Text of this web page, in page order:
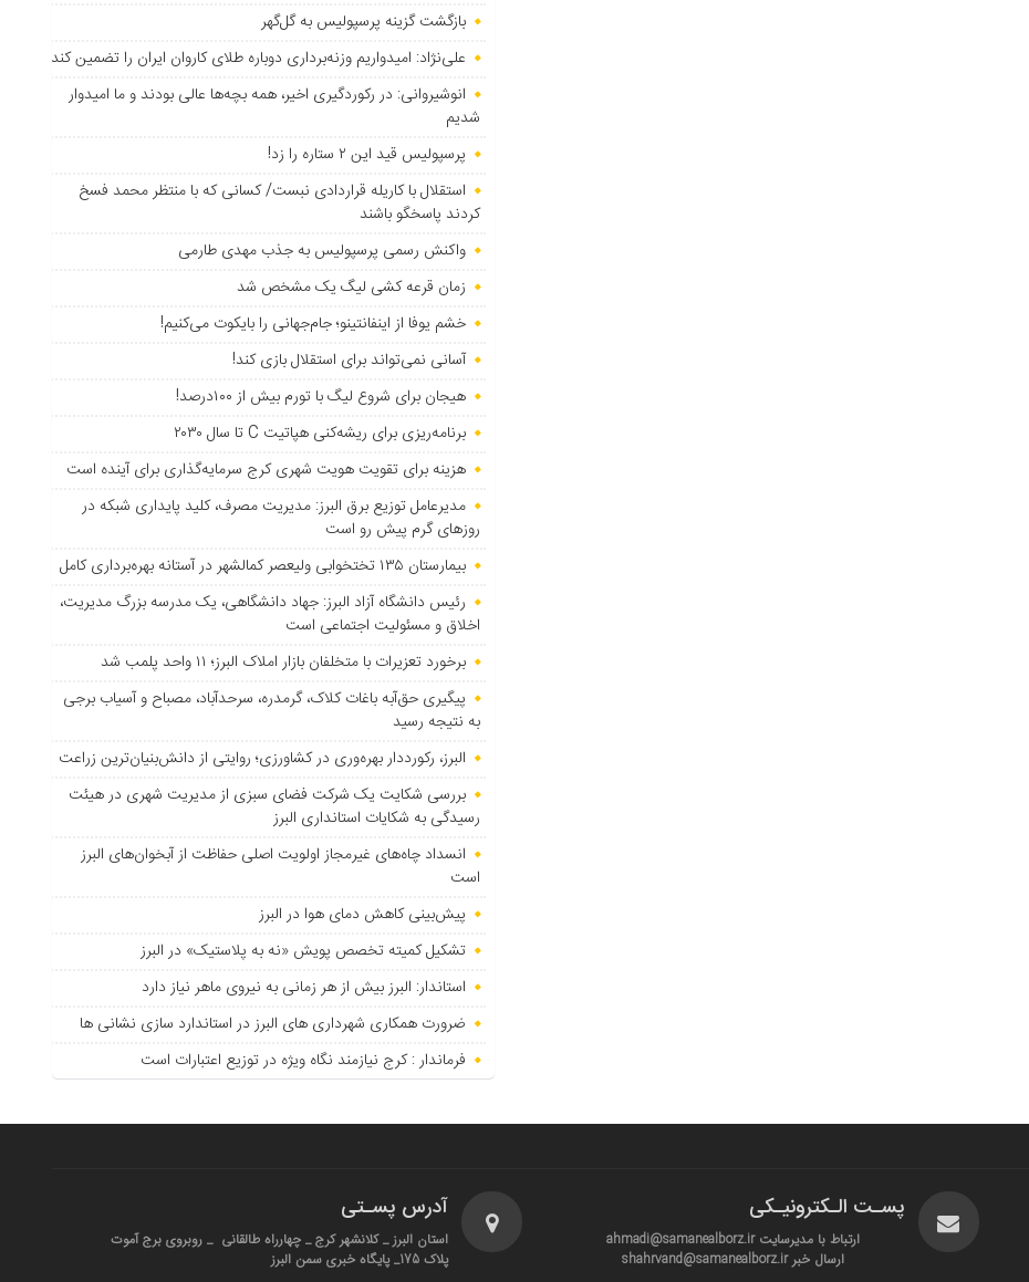
بازگشت گزینه پرسپولیس به ‌گل‌گهر
علی‌نژاد: امیدواریم وزنه‌برداری دوباره طلای کاروان ایران را تضمین کند
انوشیروانی: در رکوردگیری اخیر، همه بچه‌ها عالی بودند و ما امیدوار
شدیم
پرسپولیس قید این ۲ ستاره را زد!
استقلال با کاریله قراردادی نبست/ کسانی که با منتظر محمد فسخ
کردند پاسخگو باشند
واکنش رسمی پرسپولیس به جذب مهدی طارمی
زمان قرعه کشی لیگ یک مشخص شد
خشم یوفا از اینفانتینو؛ جام‌جهانی را بایکوت می‌کنیم!
آسانی نمی‌تواند برای استقلال بازی کند!
هیجان برای شروع لیگ با تورم بیش از ۱۰۰درصد!
برنامه‌ریزی برای ریشه‌کنی هپاتیت C تا سال ۲۰۳۰
هزینه برای تقویت هویت شهری کرج سرمایه‌گذاری برای آینده است
مدیرعامل توزیع برق البرز: مدیریت مصرف، کلید پایداری شبکه در
روزهای گرم پیش رو است
بیمارستان ۱۳۵ تختخوابی ولیعصر کمالشهر در آستانه بهره‌برداری کامل
رئیس دانشگاه آزاد البرز: جهاد دانشگاهی، یک مدرسه بزرگ مدیریت،
اخلاق و مسئولیت اجتماعی است
برخورد تعزیرات با متخلفان بازار املاک البرز؛ ۱۱ واحد پلمب شد
پیگیری حق‌آبه باغات کلاک، گرمدره، سرحدآباد، مصباح و آسیاب برجی
به نتیجه رسید
البرز، رکورددار بهره‌وری در کشاورزی؛ روایتی از دانش‌بنیان‌ترین زراعت
بررسی شکایت یک شرکت فضای سبزی از مدیریت شهری در هیئت
رسیدگی به شکایات استانداری البرز
انسداد چاه‌های غیرمجاز اولویت اصلی حفاظت از آبخوان‌های البرز
است
پیش‌بینی کاهش دمای هوا در البرز
تشکیل کمیته تخصص پویش «نه به پلاستیک» در البرز
استاندار: البرز بیش از هر زمانی به نیروی ماهر نیاز دارد
ضرورت همکاری شهرداری های البرز در استاندارد سازی نشانی ها
فرماندار : کرج نیازمند نگاه ویژه در توزیع اعتبارات است
پسـت الـکترونیـکی
ارتباط با مدیرسایت ahmadi@samanealborz.ir
ارسال خبر shahrvand@samanealborz.ir
آدرس پسـتی
استان البرز _ کلانشهر کرج _ چهارراه طالقانی _ روبروی برج آموت
پلاک 175_ پایگاه خبری سمن البرز